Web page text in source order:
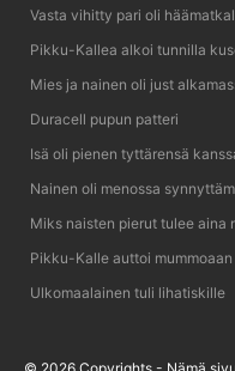
Vasta vihitty pari oli
Pikku-Kallea alkoi tunnilla
Mies ja nainen oli just
Duracell pupun patteri
Isä oli pienen tyttärensä
Nainen oli menossa
Miks naisten pierut tulee aina
Pikku-Kalle auttoi mummoaan
Ulkomaalainen tuli lihatiskille